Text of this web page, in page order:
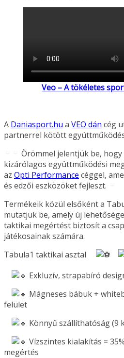
Veo – A tökéletes
A Daniasport.hu a VEO dán cég
partnerrel kötött
Örömmel jelentjük be, hogy
kizárólagos együttműködési
az Opti Performance céggel,
és edzői eszközöket fejleszt.
Termékeik közül elsőként a
mutatjuk be, amely új
taktikai megértést biztosít a
játékosainak számára.
Tabula1 taktikai asztal
Exkluzív, strapabíró
Mágneses bábuk +
felület
Könnyű szállíthatóság (9
Vízszintes kialakítás =
megértés